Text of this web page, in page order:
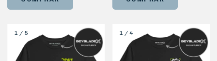
1 / 5 1/ 4